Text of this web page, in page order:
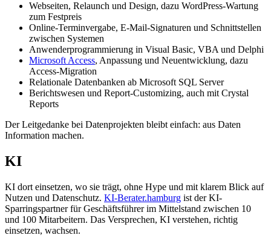
Webseiten, Relaunch und Design, dazu WordPress-Wartung
zum Festpreis
Online-Terminvergabe, E-Mail-Signaturen und Schnittstellen
zwischen Systemen
Anwenderprogrammierung in Visual Basic, VBA und Delphi
Microsoft Access, Anpassung und Neuentwicklung, dazu
Access-Migration
Relationale Datenbanken ab Microsoft SQL Server
Berichtswesen und Report-Customizing, auch mit Crystal
Reports
Der Leitgedanke bei Datenprojekten bleibt einfach: aus Daten
Information machen.
KI
KI dort einsetzen, wo sie trägt, ohne Hype und mit klarem Blick auf
Nutzen und Datenschutz. KI-Berater.hamburg ist der KI-
Sparringspartner für Geschäftsführer im Mittelstand zwischen 10
und 100 Mitarbeitern. Das Versprechen, KI verstehen, richtig
einsetzen, wachsen.